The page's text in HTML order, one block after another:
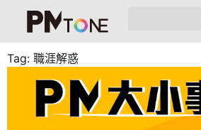
Tag: 職涯解惑